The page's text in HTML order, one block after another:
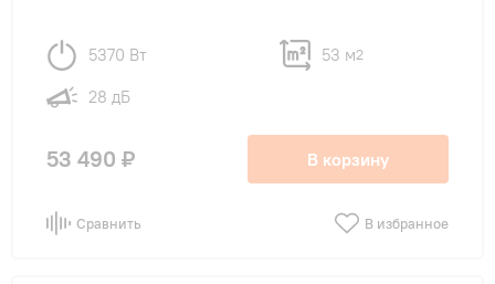
5370 Вт 53 м2
28 дБ
53 490 ₽ В корзину
Сравнить В избранное